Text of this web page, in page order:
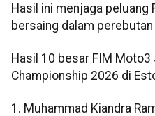
Hasil ini menjaga peluang
bersaing dalam
Hasil 10 besar FIM Moto3
Championship 2026 di
1. Muhammad Kiandra